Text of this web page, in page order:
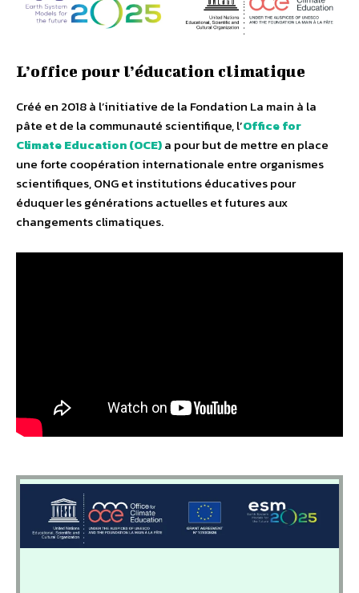
L’office pour l’éducation climatique
Créé en 2018 à l’initiative de la Fondation La main à la
pâte et de la communauté scientifique, l’Office for
Climate Education (OCE)a pour but de mettre en place
une forte coopération internationale entre organismes
scientifiques, ONG et institutions éducatives pour
éduquer les générations actuelles et futures aux
changements climatiques.